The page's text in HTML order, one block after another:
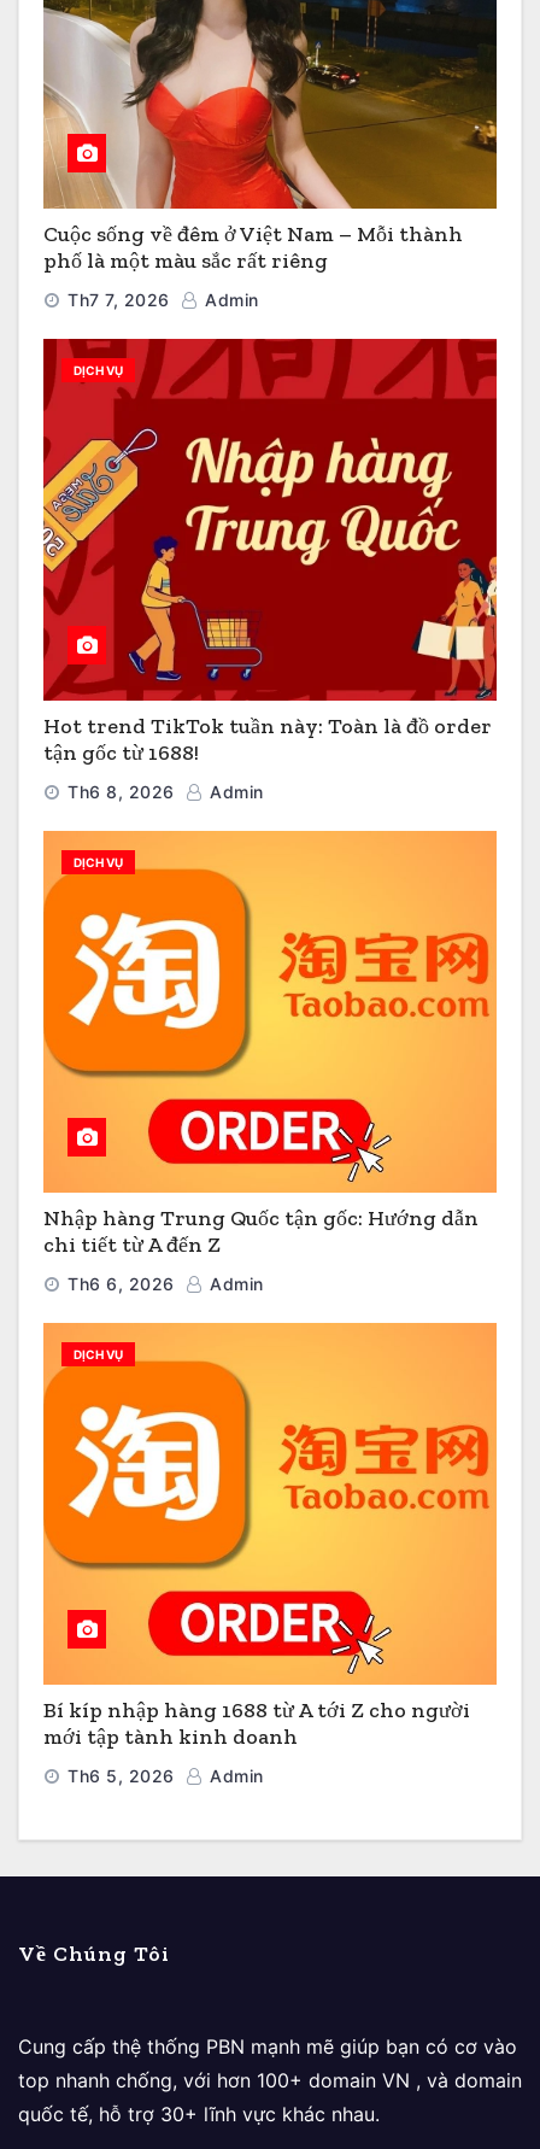
Cuộc sống về đêm ở Việt Nam – Mỗi thành
phố là một màu sắc rất riêng
Th7 7, 2026 Admin
DỊCH VỤ
Hot trend TikTok tuần này: Toàn là đồ order
tận gốc từ 1688!
Th6 8, 2026 Admin
DỊCH VỤ
Nhập hàng Trung Quốc tận gốc: Hướng dẫn
chi tiết từ A đến Z
Th6 6, 2026 Admin
DỊCH VỤ
Bí kíp nhập hàng 1688 từ A tới Z cho người
mới tập tành kinh doanh
Th6 5, 2026 Admin
Về Chúng Tôi
Cung cấp thệ thống PBN mạnh mẽ giúp bạn có cơ vào
top nhanh chống, với hơn 100+ domain VN , và domain
quốc tế, hỗ trợ 30+ lĩnh vực khác nhau.